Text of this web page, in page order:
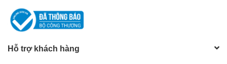
Hỗ trợ khách hàng